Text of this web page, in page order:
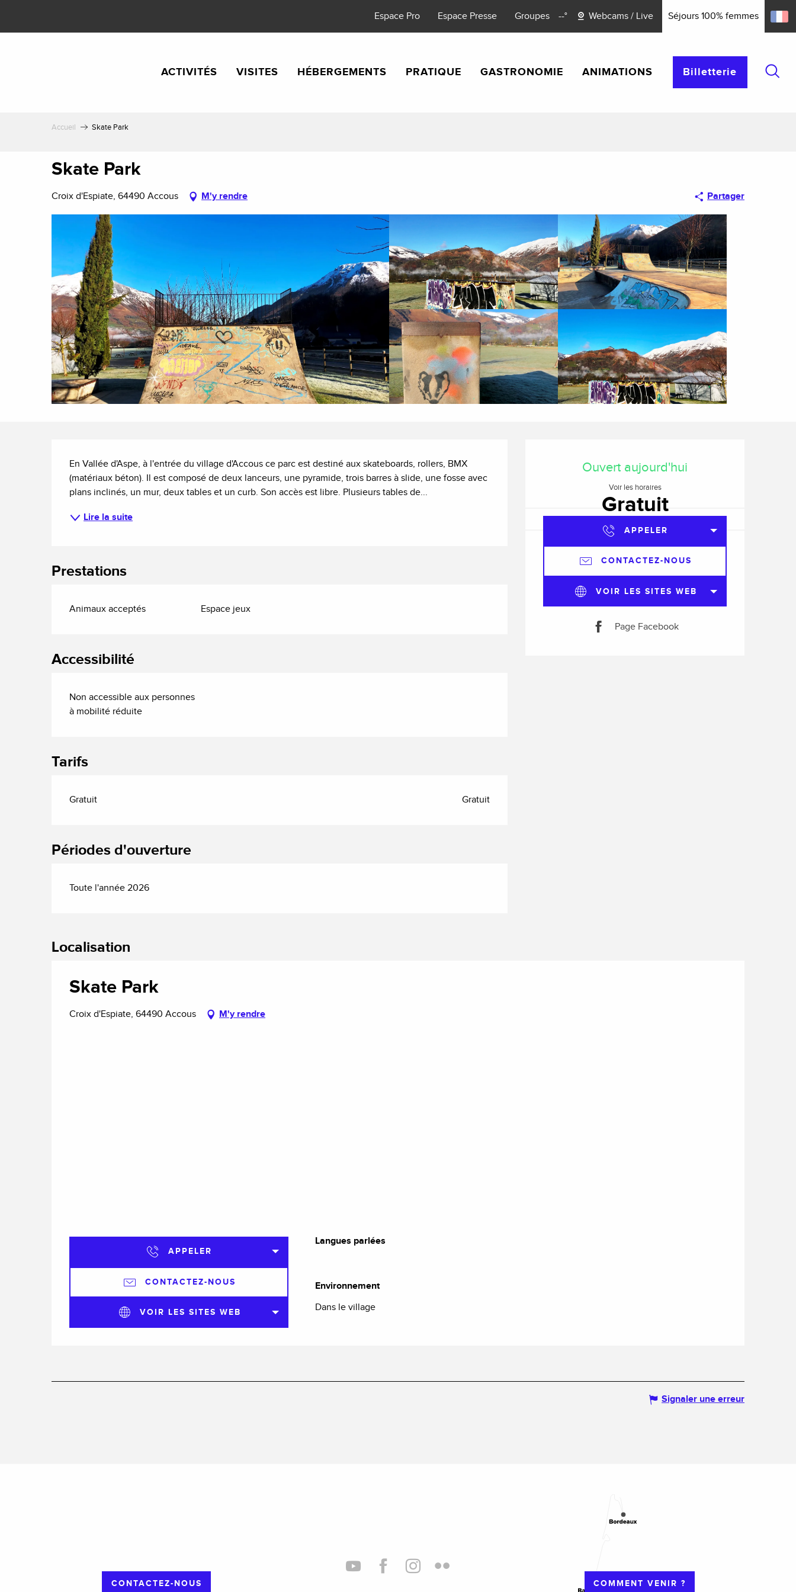
contenu
Espace Pro Espace Presse Groupes --° Webcams / Live Séjours 100% femmes
ACTIVITÉS VISITES HÉBERGEMENTS PRATIQUE GASTRONOMIE ANIMATIONS Billetterie
Accueil Skate Park
Skate Park
Croix d'Espiate, 64490 Accous M'y rendre Partager
Ouvert aujourd'hui
Voir les horaires
Gratuit
APPELER
CONTACTEZ-NOUS
VOIR LES SITES WEB
Page Facebook
En Vallée d'Aspe, à l'entrée du village d'Accous ce parc est destiné aux skateboards, rollers, BMX
(matériaux béton). Il est composé de deux lanceurs, une pyramide, trois barres à slide, une fosse avec
plans inclinés, un mur, deux tables et un curb. Son accès est libre. Plusieurs tables de...
Lire la suite
Prestations
Animaux acceptés Espace jeux
Accessibilité
Non accessible aux personnes
à mobilité réduite
Tarifs
Gratuit Gratuit
Périodes d'ouverture
Toute l'année 2026
Localisation
Skate Park
Croix d'Espiate, 64490 Accous M'y rendre
APPELER
CONTACTEZ-NOUS
VOIR LES SITES WEB
Langues parlées
Langues parlées
Environnement
Environnement
Dans le village
Signaler une erreur
CONTACTEZ-NOUS COMMENT VENIR ?